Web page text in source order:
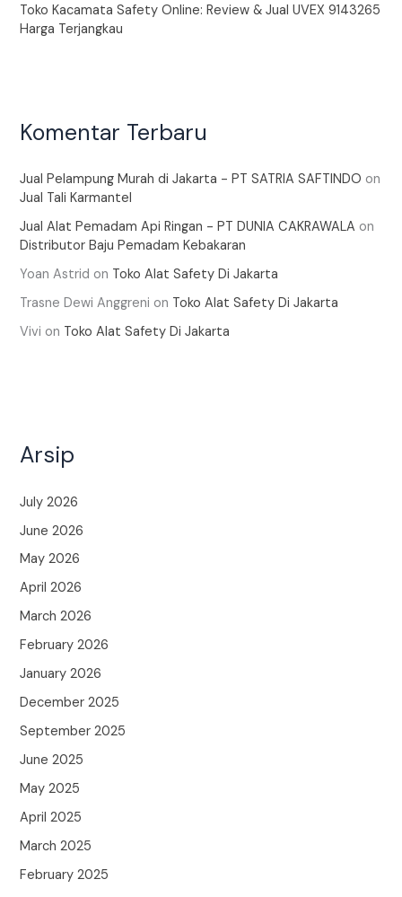
Toko Kacamata Safety Online: Review & Jual UVEX 9143265
Harga Terjangkau
Komentar Terbaru
Jual Pelampung Murah di Jakarta - PT SATRIA SAFTINDO on
Jual Tali Karmantel
Jual Alat Pemadam Api Ringan - PT DUNIA CAKRAWALA on
Distributor Baju Pemadam Kebakaran
Yoan Astrid on Toko Alat Safety Di Jakarta
Trasne Dewi Anggreni on Toko Alat Safety Di Jakarta
Vivi on Toko Alat Safety Di Jakarta
Arsip
July 2026
June 2026
May 2026
April 2026
March 2026
February 2026
January 2026
December 2025
September 2025
June 2025
May 2025
April 2025
March 2025
February 2025